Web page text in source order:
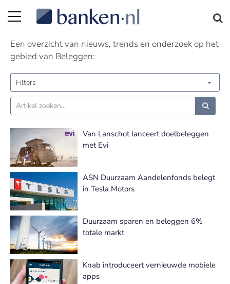
Beleggen nieuws | Pagina 12
Een overzicht van nieuws, trends en onderzoek op het
gebied van Beleggen:
Filters
Van Lanschot lanceert doelbeleggen
met Evi
ASN Duurzaam Aandelenfonds belegt
in Tesla Motors
Duurzaam sparen en beleggen 6%
totale markt
Knab introduceert vernieuwde mobiele
apps